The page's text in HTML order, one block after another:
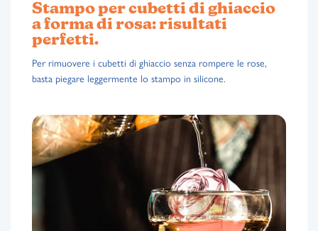
Stampo per cubetti di ghiaccio
a forma di rosa: risultati
perfetti.
Per rimuovere i cubetti di ghiaccio senza rompere le rose,
basta piegare leggermente lo stampo in silicone.